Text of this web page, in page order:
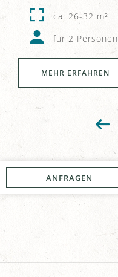
ca. 26-32 m²
für 2 Personen
MEHR ERFAHREN
ANFRAGEN